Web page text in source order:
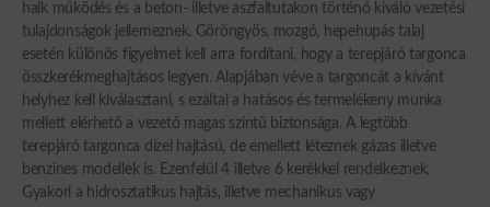
halk működés és a beton- illetve aszfaltutakon történő kiváló vezetési
tulajdonságok jellemeznek. Göröngyös, mozgó, hepehupás talaj
esetén különös figyelmet kell arra fordítani, hogy a terepjáró targonca
összkerékmeghajtásos legyen. Alapjában véve a targoncát a kívánt
helyhez kell kiválasztani, s ezáltal a hatásos és termelékeny munka
mellett elérhető a vezető magas szintű biztonsága. A legtöbb
terepjáró targonca dízel hajtású, de emellett léteznek gázas illetve
benzines modellek is. Ezenfelül 4 illetve 6 kerékkel rendelkeznek.
Gyakori a hidrosztatikus hajtás, illetve mechanikus vagy